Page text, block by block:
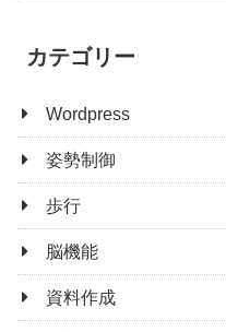
カテゴリー
Wordpress
姿勢制御
歩行
脳機能
資料作成